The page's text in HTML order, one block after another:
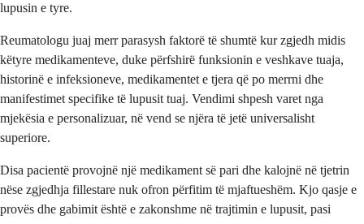
lupusin e tyre.
Reumatologu juaj merr parasysh faktorë të shumtë kur zgjedh midis
këtyre medikamenteve, duke përfshirë funksionin e veshkave tuaja,
historinë e infeksioneve, medikamentet e tjera që po merrni dhe
manifestimet specifike të lupusit tuaj. Vendimi shpesh varet nga
mjekësia e personalizuar, në vend se njëra të jetë universalisht
superiore.
Disa pacientë provojnë një medikament së pari dhe kalojnë në tjetrin
nëse zgjedhja fillestare nuk ofron përfitim të mjaftueshëm. Kjo qasje e
provës dhe gabimit është e zakonshme në trajtimin e lupusit, pasi